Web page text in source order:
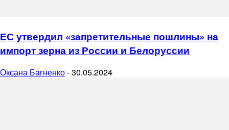
ЕС утвердил «запретительные пошлины» на
импорт зерна из России и Белоруссии
Оксана Багненко-30.05.2024